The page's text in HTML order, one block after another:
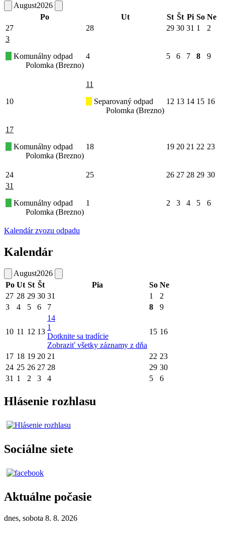
August2026
Po
Ut St Št Pi So Ne
27
28 29 30 31 1
2
3
Komunálny odpad
Polomka (Brezno)
4 5 6 7 8 9
10
11
Separovaný odpad
Polomka (Brezno)
12 13 14 15 16
17
Komunálny odpad
Polomka (Brezno)
18 19 20 21 22 23
24 25 26 27 28 29 30
31
Komunálny odpad
Polomka (Brezno)
1 2 3 4 5 6
Kalendár zvozu odpadu
Kalendár
August2026
Po Ut St Št Pia So Ne
27 28 29 30 31 1
2
3
4 5 6 7 8 9
10 11 12 13
14
1
Dotknite sa tradície
Zobraziť všetky záznamy z dňa
15 16
17 18 19 20 21 22 23
24 25 26 27 28 29 30
31 1 2 3 4 5 6
Hlásenie rozhlasu
Sociálne siete
Aktuálne počasie
dnes, sobota 8. 8. 2026